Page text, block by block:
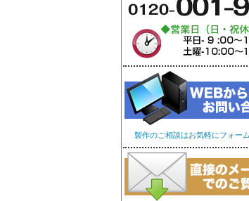
オリジナル手ぬぐ
製作のご相談はお気軽にフォーム